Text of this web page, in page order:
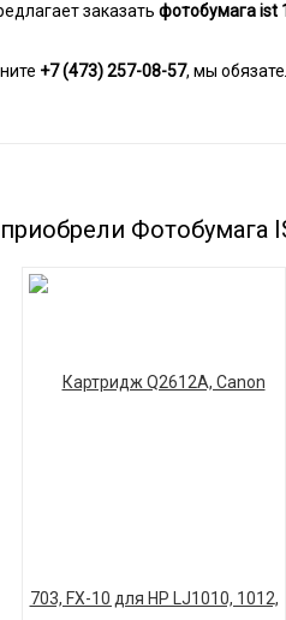
заказать фотобумага ist
+7 (473) 257-08-57, мы
Фотобумага